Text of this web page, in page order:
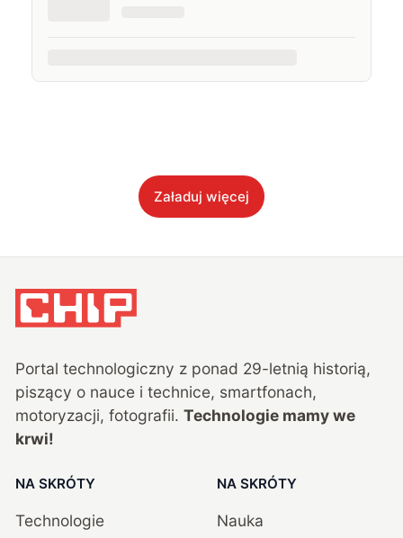
Załaduj więcej
Portal technologiczny z ponad 29-letnią historią,
piszący o nauce i technice, smartfonach,
motoryzacji, fotografii. Technologie mamy we
krwi!
NA SKRÓTY
Technologie
NA SKRÓTY
Nauka